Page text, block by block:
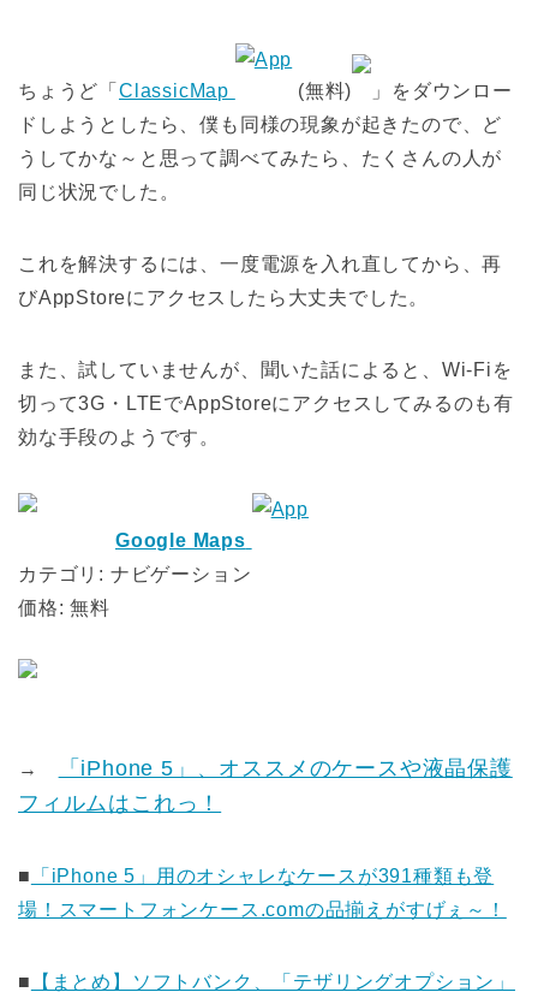
ちょうど「 ClassicMap (無料)
」をダウンロー
ドしようとしたら、僕も同様の現象が起きたので、ど
うしてかな～と思って調べてみたら、たくさんの人が
同じ状況でした。
これを解決するには、一度電源を入れ直してから、再
びAppStoreにアクセスしたら大丈夫でした。
また、試していませんが、聞いた話によると、Wi-Fiを
切って3G・LTEでAppStoreにアクセスしてみるのも有
効な手段のようです。
Google Maps
カテゴリ: ナビゲーション
価格: 無料
→
「iPhone 5」、オススメのケースや液晶保護
フィルムはこれっ！
■
「iPhone 5」用のオシャレなケースが391種類も登
場！スマートフォンケース.comの品揃えがすげぇ～！
■
【まとめ】ソフトバンク、「テザリングオプション」